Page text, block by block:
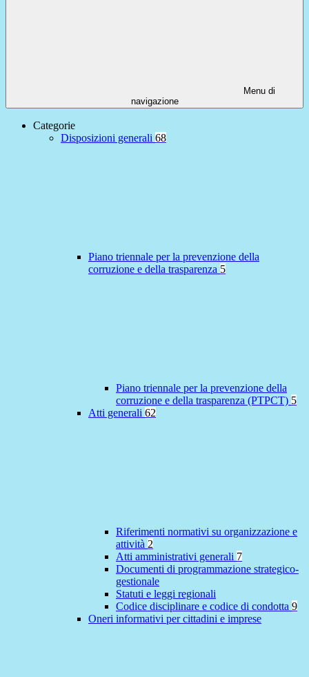
Menu di
navigazione
Categorie
Disposizioni generali 68
Piano triennale per la prevenzione della
corruzione e della trasparenza 5
Piano triennale per la prevenzione della
corruzione e della trasparenza (PTPCT) 5
Atti generali 62
Riferimenti normativi su organizzazione e
attività 2
Atti amministrativi generali 7
Documenti di programmazione strategico-
gestionale
Statuti e leggi regionali
Codice disciplinare e codice di condotta 9
Oneri informativi per cittadini e imprese